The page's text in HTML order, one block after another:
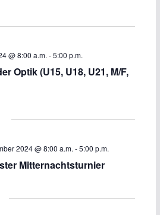
n
N
v
i
g
a
o
Optik (U15, U18, U21, M/F,
@ 8:00 a.m. -5:00 p.m.
Mitternachtsturnier
2024 @ 8:00 a.m. -5:00 p.m.